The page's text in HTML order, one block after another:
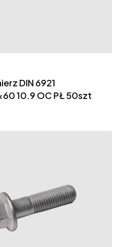
DIN 6921
10.9 OC PŁ 50szt